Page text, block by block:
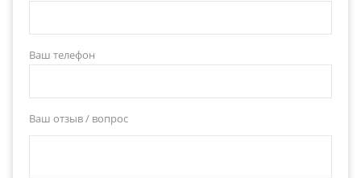
Ваш телефон
Ваш отзыв / вопрос